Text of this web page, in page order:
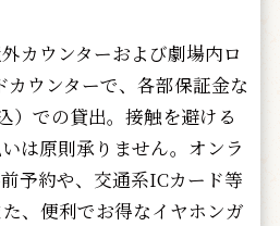
カウンターおよび劇場内ロ
カウンターで、各部保証金な
）での貸出。接触を避ける
は原則承りません。オンラ
予約や、交通系ICカード等
、便利でお得なイヤホンガ